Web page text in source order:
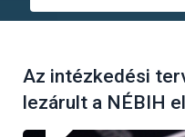
Az intézkedési
lezárult a NÉBIH